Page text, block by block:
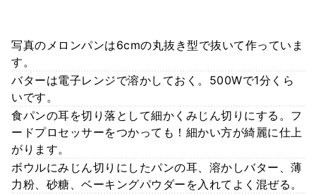
写真のメロンパンは6cmの丸抜き型で抜いて作っていま
す。
バターは電子レンジで溶かしておく。500Wで1分くら
いです。
食パンの耳を切り落として細かくみじん切りにする。フ
ードプロセッサーをつかっても！細かい方が綺麗に仕上
がります。
ボウルにみじん切りにしたパンの耳、溶かしバター、薄
力粉、砂糖、ベーキングパウダーを入れてよく混ぜる。